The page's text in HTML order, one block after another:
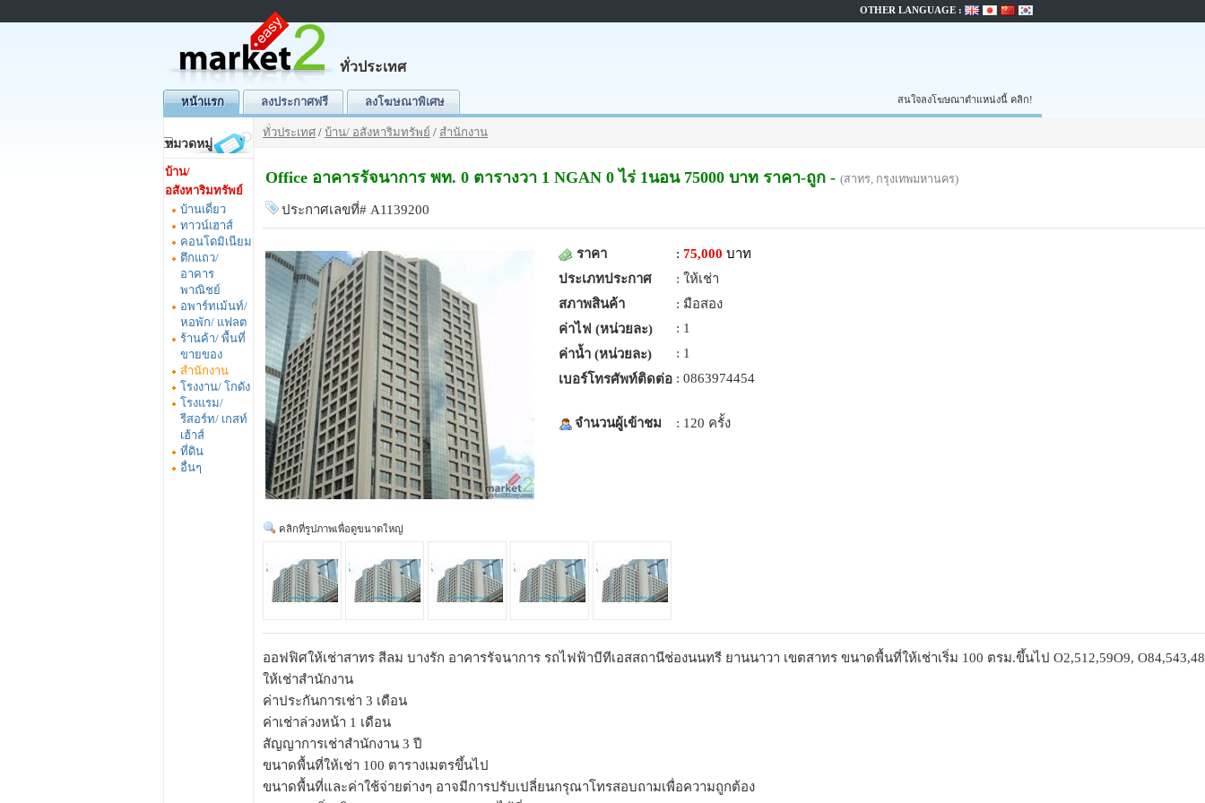
ทั่วประเทศ
สนใจลงโฆษณาตำแหน่งนี้ คลิก!
หน้าแรก ลงประกาศฟรี ลงโฆษณาพิเศษ
OTHER LANGUAGE :
หมวดหมู่
บ้าน/
อสังหาริมทรัพย์
บ้านเดี่ยว
ทาวน์เฮาส์
คอนโดมิเนียม
ตึกแถว/
อาคาร
พาณิชย์
อพาร์ทเม้นท์/
หอพัก/ แฟลต
ร้านค้า/ พื้นที่
ขายของ
สำนักงาน
โรงงาน/ โกดัง
โรงแรม/
รีสอร์ท/ เกสท์
เฮ้าส์
ที่ดิน
อื่นๆ
ทั่วประเทศ / บ้าน/ อสังหาริมทรัพย์ / สำนักงาน
Office อาคารรัจนาการ พท. 0 ตารางวา 1 NGAN 0 ไร่ 1นอน 75000 บาท ราคา-ถูก - (สาทร, กรุงเทพมหานคร)
ประกาศเลขที่# A1139200
ราคา : 75,000 บาท
ประเภทประกาศ
: ให้เช่า
สภาพสินค้า
: มือสอง
ค่าไฟ (หน่วยละ)
: 1
ค่าน้ำ (หน่วยละ)
: 1
เบอร์โทรศัพท์ติดต่อ : 0863974454
จำนวนผู้เข้าชม : 120 ครั้ง
คลิกที่รูปภาพเพื่อดูขนาดใหญ่
ออฟฟิศให้เช่าสาทร สีลม บางรัก อาคารรัจนาการ รถไฟฟ้าบีทีเอสสถานีช่องนนทรี ยานนาวา เขตสาทร ขนาดพื้นที่ให้เช่าเริ่ม 100 ตรม.ขึ้นไป O2,512,59O9,
ให้เช่าสำนักงาน
ค่าประกันการเช่า 3 เดือน
ค่าเช่าล่วงหน้า 1 เดือน
สัญญาการเช่าสำนักงาน 3 ปี
ขนาดพื้นที่ให้เช่า 100 ตารางเมตรขึ้นไป
ขนาดพื้นที่และค่าใช้จ่ายต่างๆ อาจมีการปรับเปลี่ยนกรุณาโทรสอบถามเพื่อความถูกต้อง